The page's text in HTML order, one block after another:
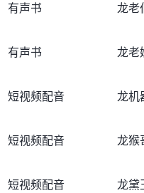
有声书 龙老
有声书 龙老
短视频配音 龙机
短视频配音 龙猴
短视频配音 龙黛